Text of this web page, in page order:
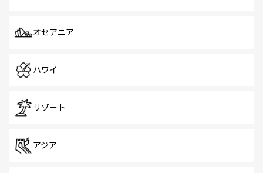
オセアニア
ハワイ
リゾート
アジア